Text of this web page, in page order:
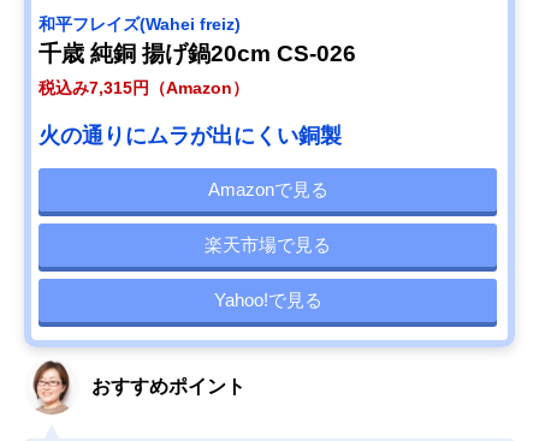
和平フレイズ(Wahei freiz)
千歳 純銅 揚げ鍋20cm CS-026
税込み7,315円（Amazon）
火の通りにムラが出にくい銅製
Amazonで見る
楽天市場で見る
Yahoo!で見る
おすすめポイント